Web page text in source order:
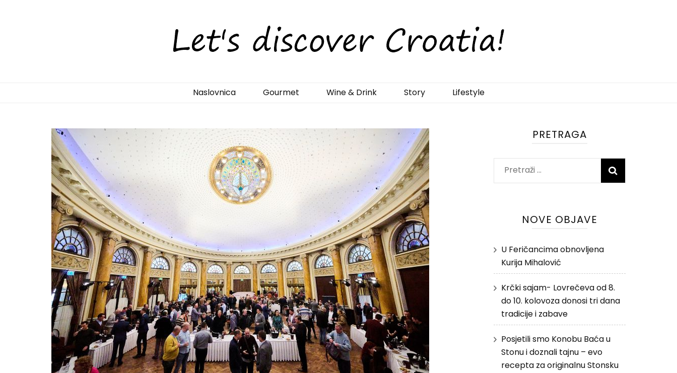
LetsDiscoverCroatia
Naslovnica Gourmet Wine & Drink Story Lifestyle
PRETRAGA
Pretraži:
NOVE OBJAVE
U Feričancima obnovljena
Kurija Mihalović
Krčki sajam- Lovrečeva od 8.
do 10. kolovoza donosi tri dana
tradicije i zabave
Posjetili smo Konobu Baća u
Stonu i doznali tajnu – evo
recepta za originalnu Stonsku